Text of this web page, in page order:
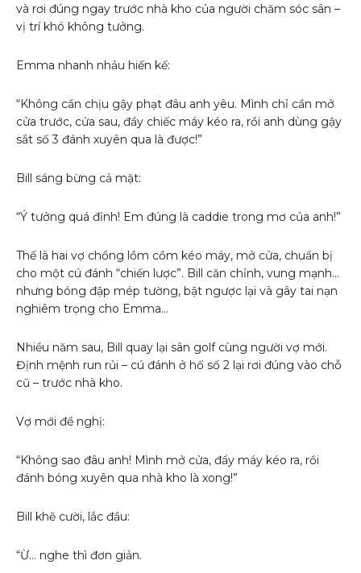
và rơi đúng ngay trước nhà kho của người chăm sóc sân –
vị trí khó không tưởng.
Emma nhanh nhảu hiến kế:
“Không cần chịu gậy phạt đâu anh yêu. Mình chỉ cần mở
cửa trước, cửa sau, đẩy chiếc máy kéo ra, rồi anh dùng gậy
sắt số 3 đánh xuyên qua là được!”
Bill sáng bừng cả mặt:
“Ý tưởng quá đỉnh! Em đúng là caddie trong mơ của anh!”
Thế là hai vợ chồng lồm cồm kéo máy, mở cửa, chuẩn bị
cho một cú đánh “chiến lược”. Bill căn chỉnh, vung mạnh…
nhưng bóng đập mép tường, bật ngược lại và gây tai nạn
nghiêm trọng cho Emma…
Nhiều năm sau, Bill quay lại sân golf cùng người vợ mới.
Định mệnh run rủi – cú đánh ở hố số 2 lại rơi đúng vào chỗ
cũ – trước nhà kho.
Vợ mới đề nghị:
“Không sao đâu anh! Mình mở cửa, đẩy máy kéo ra, rồi
đánh bóng xuyên qua nhà kho là xong!”
Bill khẽ cười, lắc đầu:
“Ừ… nghe thì đơn giản.